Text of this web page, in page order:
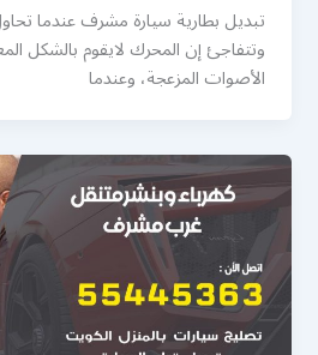
تبديل بطارية سيارة مشرف عندما
وتتفاجئ إن المحرك لايقوم بالشكل
الأصوات المزعجة، وعندما